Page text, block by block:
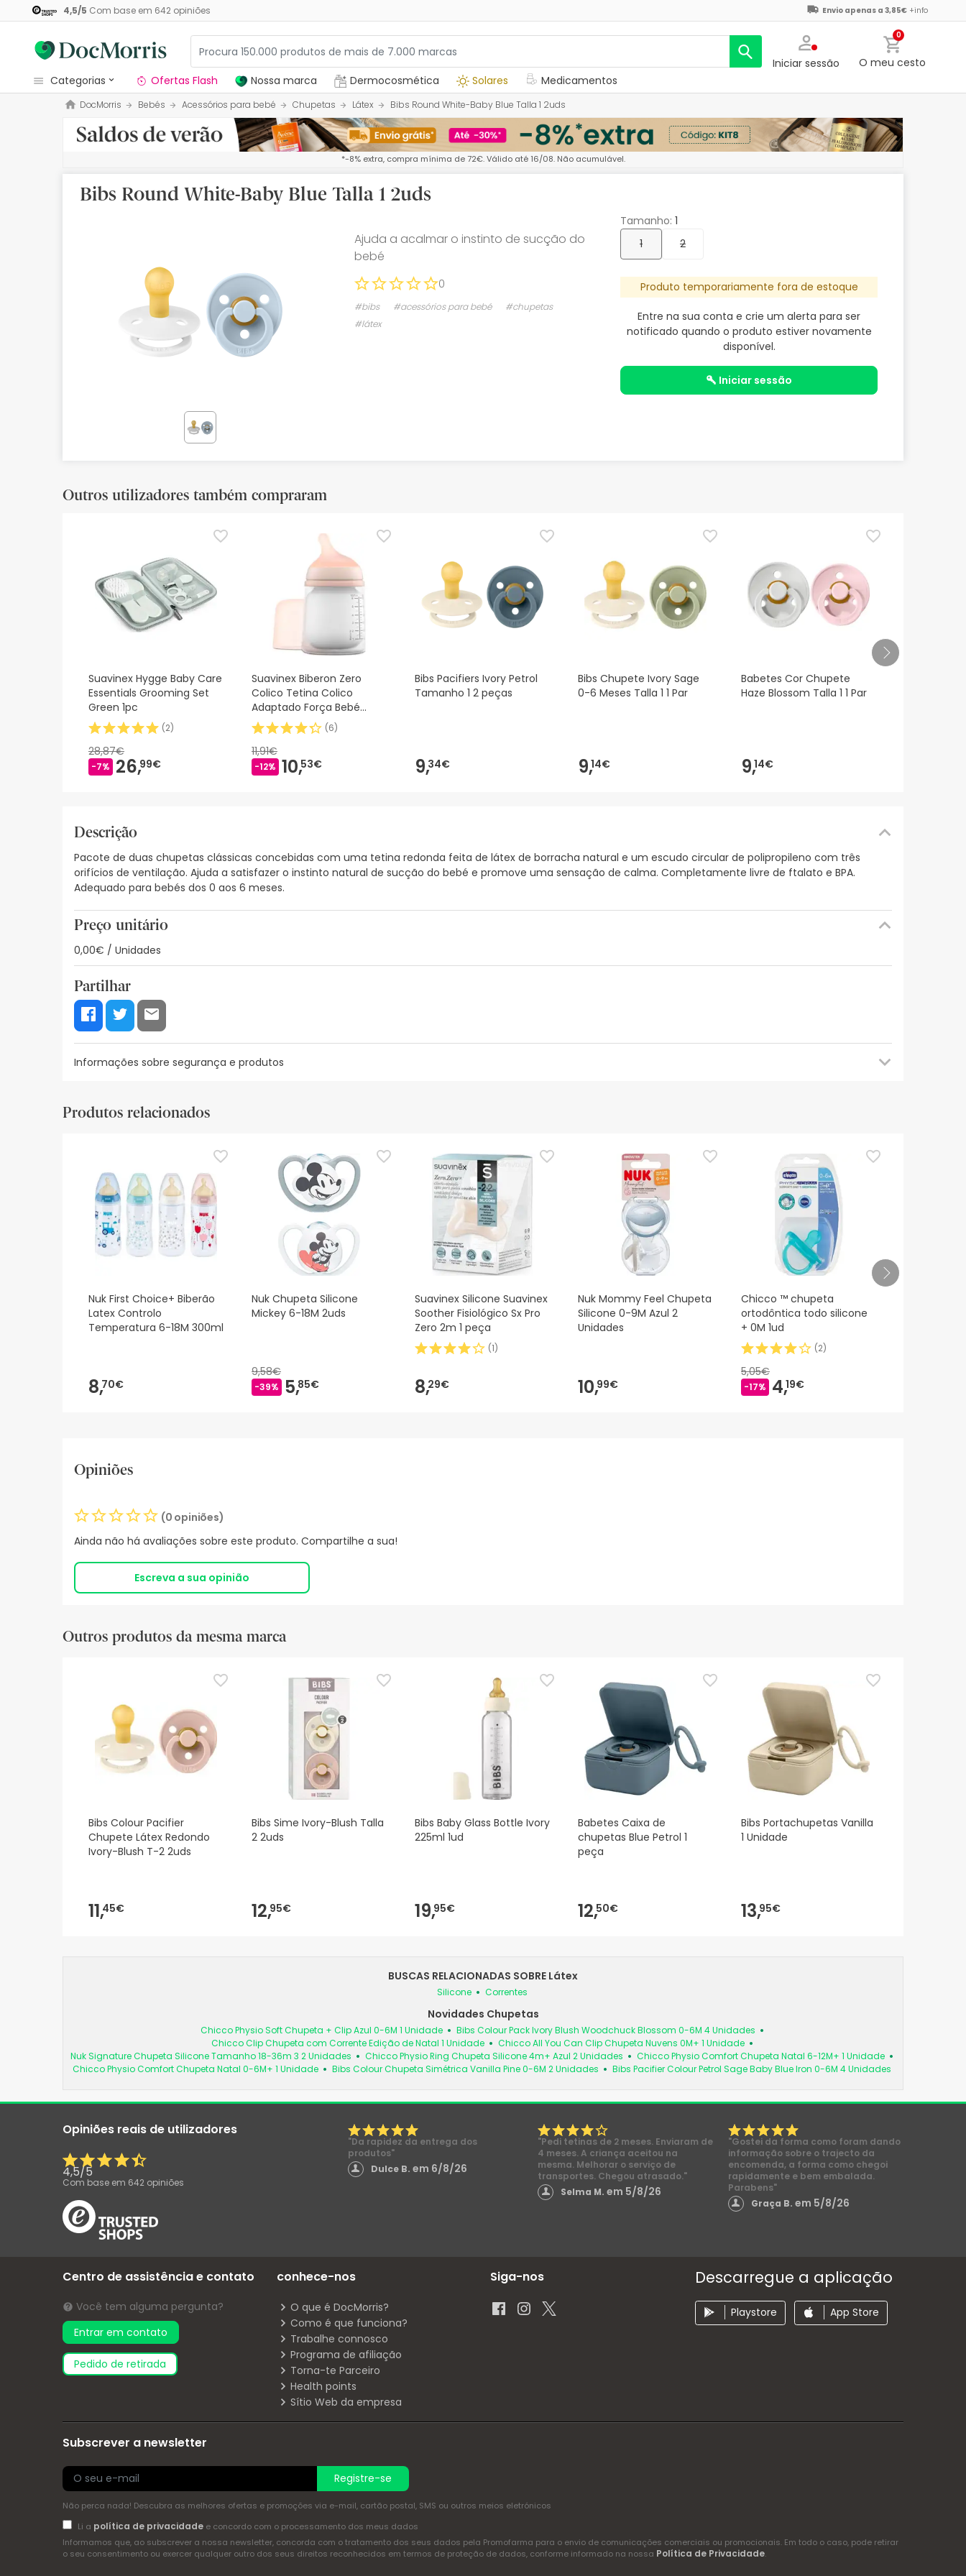
4,5/5 Com base em 642opiniões Envio apenas a 3,85€ +info
Iniciar sessão
0
O meu cesto
categorias
Dermocosmetica
Nossa marca
Medicamentos
Promoções
Ofertas Flash Nossa marca Dermocosmética Solares Medicamentos
DocMorris Bebés Acessórios para bebé Chupetas Látex Bibs Round White-Baby Blue Talla 1 2uds
*-8% extra, compra mínima de 72€. Válido até 16/08. Não acumulável.
Bibs Round White-Baby Blue Talla 1 2uds
Tamanho 1
1
2
Produto temporariamente fora de estoque
Entre na sua conta e crie um alerta para ser
notificado quando o produto estiver novamente
disponível.
iniciar sessão
Ajuda a acalmar o instinto de sucção do
bebé
0
#bibs #acessórios para bebé
#chupetas
#látex
Outros utilizadores também compraram
Suavinex Hygge Baby Care
Essentials Grooming Set
Green 1pc
(2)
28,87€
-7% 26,99€
Suavinex Biberon Zero
Colico Tetina Colico
Adaptado Força Bebé
180ml
(6)
11,91€
-12% 10,53€
Bibs Pacifiers Ivory Petrol
Tamanho 1 2 peças
9,34€
Bibs Chupete Ivory Sage
0-6 Meses Talla 1 1 Par
9,14€
Babetes Cor Chupete
Haze Blossom Talla 1 1 Par
9,14€
Descrição
Pacote de duas chupetas clássicas concebidas com uma tetina redonda feita de látex de borracha natural e um escudo circular de polipropileno com três
orifícios de ventilação. Ajuda a satisfazer o instinto natural de sucção do bebé e promove uma sensação de calma. Completamente livre de ftalato e BPA.
Adequado para bebés dos 0 aos 6 meses.
Preço unitário
0,00€ / Unidades
Partilhar
Informações sobre segurança e produtos
Recursos de segurança visual
De momento, não dispomos de imagens de segurança para este produto, mas estamos a trabalhar nisso. Recomendamos que voltes mais tarde para veres as
actualizações. Entretanto, recomendamos que leias as informações de segurança que acompanham o produto antes de o utilizares. Se tiveres alguma dúvida
sobre segurança, não hesites em contactar-nos. Além disso, se desejares, também podes devolver o produto seguindo os
nossos termos e condições.
Produtos relacionados
Nuk First Choice+ Biberão
Latex Controlo
Temperatura 6-18M 300ml
8,70€
Nuk Chupeta Silicone
Mickey 6-18M 2uds
9,58€
-39% 5,85€
Suavinex Silicone Suavinex
Soother Fisiológico Sx Pro
Zero 2m 1 peça
(1)
8,29€
Nuk Mommy Feel Chupeta
Silicone 0-9M Azul 2
Unidades
10,99€
Chicco ™ chupeta
ortodôntica todo silicone
+ 0M 1ud
(2)
5,05€
-17% 4,19€
Opiniões
(0 opiniões)
Ainda não há avaliações sobre este produto. Compartilhe a sua!
Escreva a sua opinião
Outros produtos da mesma marca
Bibs Colour Pacifier
Chupete Látex Redondo
Ivory-Blush T-2 2uds
11,45€
Bibs Sime Ivory-Blush Talla
2 2uds
12,95€
Bibs Baby Glass Bottle Ivory
225ml 1ud
19,95€
Babetes Caixa de
chupetas Blue Petrol 1
peça
12,50€
Bibs Portachupetas Vanilla
1 Unidade
13,95€
BUSCAS RELACIONADAS SOBRE Látex
Silicone Correntes
Novidades Chupetas
Chicco Physio Soft Chupeta + Clip Azul 0-6M 1 Unidade
Bibs Colour Pack Ivory Blush Woodchuck Blossom 0-6M 4 Unidades
Chicco Clip Chupeta com Corrente Edição de Natal 1 Unidade
Chicco All You Can Clip Chupeta Nuvens 0M+ 1 Unidade
Nuk Signature Chupeta Silicone Tamanho 18-36m 3 2 Unidades
Chicco Physio Ring Chupeta Silicone 4m+ Azul 2 Unidades
Chicco Physio Comfort Chupeta Natal 6-12M+ 1 Unidade
Chicco Physio Comfort Chupeta Natal 0-6M+ 1 Unidade
Bibs Colour Chupeta Simétrica Vanilla Pine 0-6M 2 Unidades Bibs Pacifier Colour Petrol Sage Baby Blue Iron 0-6M 4 Unidades
Opiniões reais de utilizadores
4,5/5
Com base em 642 opiniões
"Da rapidez da entrega dos
produtos"
Dulce B. em 6/8/26
"Pedi tetinas de 2 meses. Enviaram de
4 meses. A criança aceitou na
mesma. Melhorar o serviço de
transportes. Chegou atrasado."
Selma M.em 5/8/26
"Gostei da forma como foram dando
informação sobre o trajecto da
encomenda, a forma como chegoi
rapidamente e bem embalada.
Parabens"
Graça B. em 5/8/26
Centro de assistência e contato
Você tem alguma pergunta?
Entrar em contato
pedido de retirada
conhece-nos
O que é DocMorris?
Como é que funciona?
Trabalhe connosco
Programa de afiliação
Torna-te Parceiro
Health points
Sítio Web da empresa
Siga-nos Descarregue a aplicação
Playstore App Store
Subscrever a newsletter
Registre-se
Não perca nada! Descubra as melhores ofertas e promoções via e-mail, cartão postal, SMS ou outros meios eletrónicos
Li a política de privacidadee concordo com o processamento dos meus dados
Informamos que, ao subscrever a nossa newsletter, concorda com o tratamento dos seus dados pela Promofarma para o envio de comunicações comerciais ou promocionais. Em todo o caso, pode retirar
o seu consentimento ou exercer qualquer outro dos seus direitos reconhecidos em termos de proteção de dados, conforme informado na nossa Política de Privacidade.